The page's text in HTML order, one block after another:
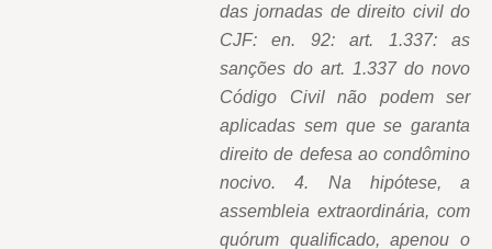
das jornadas de direito civil do
CJF: en. 92: art. 1.337: as
sanções do art. 1.337 do novo
Código Civil não podem ser
aplicadas sem que se garanta
direito de defesa ao condômino
nocivo. 4. Na hipótese, a
assembleia extraordinária, com
quórum qualificado, apenou o